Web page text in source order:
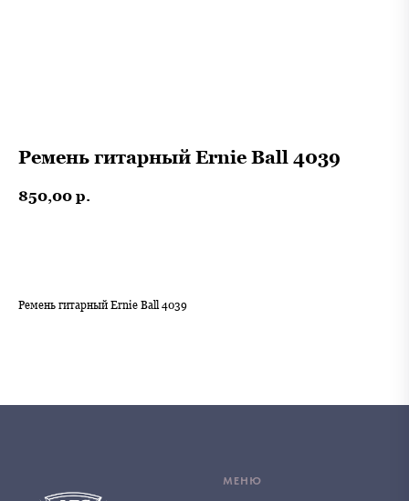
Ремень гитарный Ernie Ball 4039
850,00 р.
Ремень гитарный Ernie Ball 4039
МЕНЮ